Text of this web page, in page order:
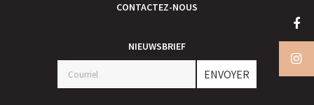
CONTACTEZ-NOUS
NIEUWSBRIEF
ENVOYER